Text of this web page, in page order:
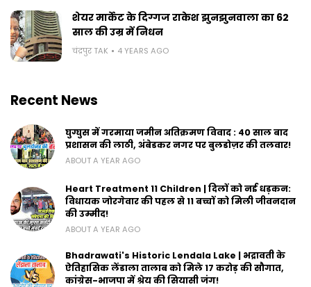
शेयर मार्केट के दिग्गज राकेश झुनझुनवाला का 62
साल की उम्र में निधन
चंद्रपुर TAK 4 YEARS AGO
Recent News
घुग्घुस में गरमाया जमीन अतिक्रमण विवाद : 40 साल बाद
प्रशासन की लाठी, अंबेडकर नगर पर बुलडोज़र की तलवार!
ABOUT A YEAR AGO
Heart Treatment 11 Children | दिलों को नई धड़कन:
विधायक जोरगेवार की पहल से 11 बच्चों को मिली जीवनदान
की उम्मीद!
ABOUT A YEAR AGO
Bhadrawati's Historic Lendala Lake | भद्रावती के
ऐतिहासिक लेंडाला तालाब को मिले 17 करोड़ की सौगात,
कांग्रेस-भाजपा में श्रेय की सियासी जंग!